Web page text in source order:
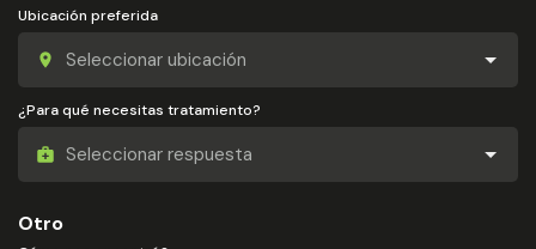
Ubicación preferida
¿Para qué necesitas tratamiento?
Otro